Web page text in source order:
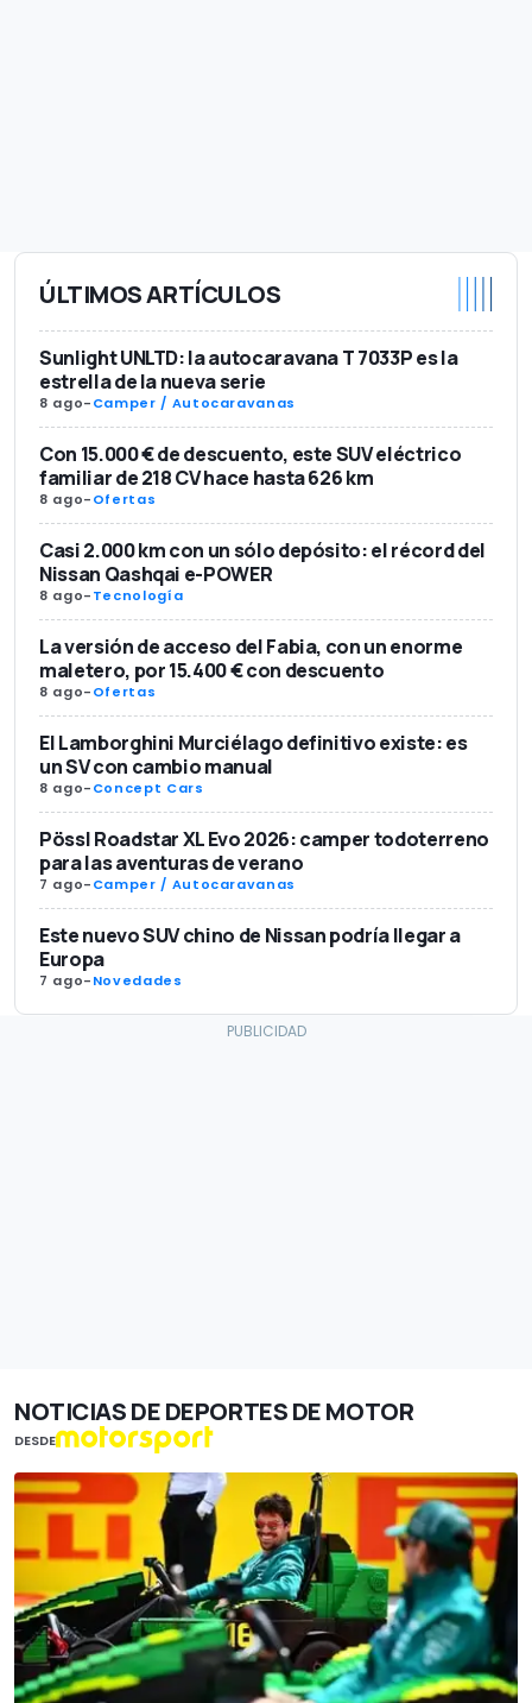
ÚLTIMOS ARTÍCULOS
Sunlight UNLTD: la autocaravana T 7033P es la
estrella de la nueva serie
8 ago-Camper / Autocaravanas
Con 15.000 € de descuento, este SUV eléctrico
familiar de 218 CV hace hasta 626 km
8 ago-Ofertas
Casi 2.000 km con un sólo depósito: el récord del
Nissan Qashqai e-POWER
8 ago-Tecnología
La versión de acceso del Fabia, con un enorme
maletero, por 15.400 € con descuento
8 ago-Ofertas
El Lamborghini Murciélago definitivo existe: es
un SV con cambio manual
8 ago-Concept Cars
Pössl Roadstar XL Evo 2026: camper todoterreno
para las aventuras de verano
7 ago-Camper / Autocaravanas
Este nuevo SUV chino de Nissan podría llegar a
Europa
7 ago-Novedades
NOTICIAS DE DEPORTES DE MOTOR
DESDE